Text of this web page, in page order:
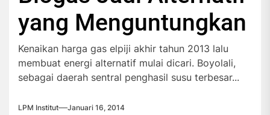
yang Menguntungkan
Kenaikan harga gas elpiji akhir tahun 2013 lalu
membuat energi alternatif mulai dicari. Boyolali,
sebagai daerah sentral penghasil susu terbesar...
LPM Institut Januari 16, 2014